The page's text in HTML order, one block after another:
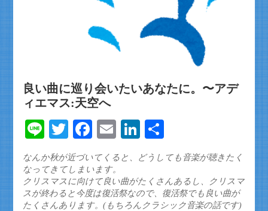
良い曲に巡り会いたいあなたに。〜アデ
ィエマス:天空へ
LineTwitterFacebook
EmailLinkedIn
有
なんか秋が近づいてくると、どうしても音楽が聴きたく
なってきてしまいます。
クリスマスに向けて良い曲がたくさんあるし、クリスマ
スが終わると今度は復活祭なので、復活祭でも良い曲が
たくさんあります。(もちろんクラシック音楽の話です)